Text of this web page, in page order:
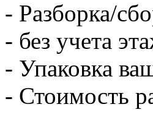
- Разборка/
- без учета
- Упаковка
- Стоимость